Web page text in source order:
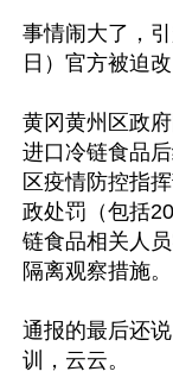
事情闹大了，
日）官方被迫改
黄冈黄州区政
进口冷链食品
区疫情防控指
政处罚（包括
链食品相关人
隔离观察措施。
通报的最后还
训，云云。